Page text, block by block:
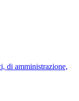
di amministrazione,